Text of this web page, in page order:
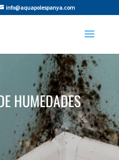
info@aquapolespanya.com
HUMEDADES